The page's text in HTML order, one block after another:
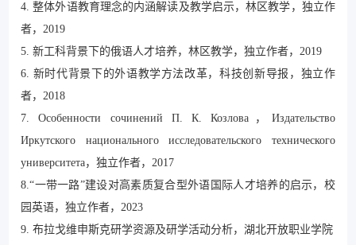
4. 整体外语教育理念的内涵解读及教学启示，林区教学，独立作
者，2019
5. 新工科背景下的俄语人才培养，林区教学，独立作者，2019
6. 新时代背景下的外语教学方法改革，科技创新导报，独立作
者，2018
7. Особенности сочинений П. К. Козлова，Издательство
Иркутского национального исследовательского технического
университета，独立作者，2017
8.“一带一路”建设对高素质复合型外语国际人才培养的启示，校
园英语，独立作者，2023
9. 布拉戈维申斯克研学资源及研学活动分析，湖北开放职业学院